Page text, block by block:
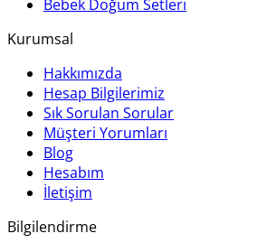
Bebek Doğum Setleri
Kurumsal
Hakkımızda
Hesap Bilgilerimiz
Sık Sorulan Sorular
Müşteri Yorumları
Blog
Hesabım
İletişim
Bilgilendirme